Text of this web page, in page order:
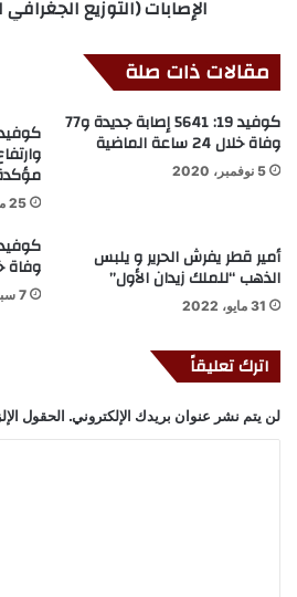
الإصابات (التوزيع الجغرافي
مقالات ذات صلة
كوفيد 19: 5641 إصابة جديدة و77
وفاة خلال 24 ساعة الماضية
5 نوفمبر، 2020
25 مارس، 2020
أمير قطر يفرش الحرير و يلبس
الذهب “للملك زيدان الأول”
31 مايو، 2022
وفاة خلال 24
7 سبتمبر، 2020
اترك تعليقاً
لن يتم نشر عنوان بريدك الإلكتروني. الحقول